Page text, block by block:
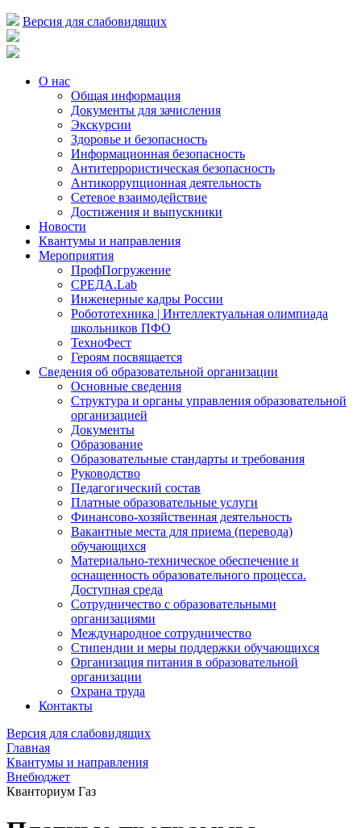
Версия для слабовидящих
О нас
Общая информация
Документы для зачисления
Экскурсии
Здоровье и безопасность
Информационная безопасность
Антитеррористическая безопасность
Антикоррупционная деятельность
Сетевое взаимодействие
Достижения и выпускники
Новости
Квантумы и направления
Мероприятия
ПрофПогружение
СРЕДА.Lab
Инженерные кадры России
Робототехника | Интеллектуальная олимпиада
школьников ПФО
ТехноФест
Героям посвящается
Сведения об образовательной организации
Основные сведения
Структура и органы управления образовательной
организацией
Документы
Образование
Образовательные стандарты и требования
Руководство
Педагогический состав
Платные образовательные услуги
Финансово-хозяйственная деятельность
Вакантные места для приема (перевода)
обучающихся
Материально-техническое обеспечение и
оснащенность образовательного процесса.
Доступная среда
Сотрудничество с образовательными
организациями
Международное сотрудничество
Стипендии и меры поддержки обучающихся
Организация питания в образовательной
организации
Охрана труда
Контакты
Версия для слабовидящих
Главная
Квантумы и направления
Внебюджет
Кванториум Газ